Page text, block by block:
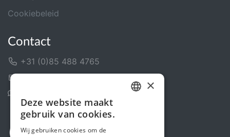
Cookiebeleid
Contact
+31 (0)85 488 4765
×
Deze website maakt
gebruik van cookies.
Wij gebruiken cookies om de